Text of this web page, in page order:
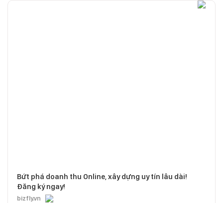
Bứt phá doanh thu Online, xây dựng uy tín lâu dài!
Đăng ký ngay!
bizfly.vn